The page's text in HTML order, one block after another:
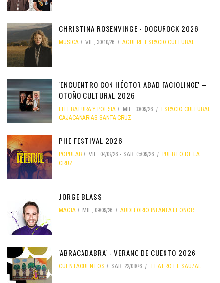
CHRISTINA ROSENVINGE - DOCUROCK 2026
MÚSICA VIE, 30/10/26 AGUERE ESPACIO CULTURAL
'ENCUENTRO CON HÉCTOR ABAD FACIOLINCE' –
OTOÑO CULTURAL 2026
LITERATURA Y POESÍA MIÉ, 30/09/26
ESPACIO CULTURAL
CAJACANARIAS SANTA CRUZ
PHE FESTIVAL 2026
POPULAR VIE, 04/09/26 - SÁB, 05/09/26
PUERTO DE LA
CRUZ
JORGE BLASS
MAGIA MIÉ, 09/09/26 AUDITORIO INFANTA LEONOR
'ABRACADABRA' - VERANO DE CUENTO 2026
CUENTACUENTOS SÁB, 22/08/26 TEATRO EL SAUZAL